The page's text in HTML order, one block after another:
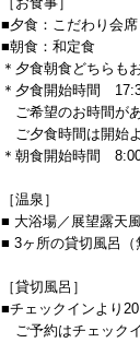
■夕食：こだわり会
■朝食：和定食
＊夕食朝食どちらも
＊夕食開始時間
ご希望のお時間が
ご夕食時間は開始
＊朝食開始時間
［温泉］
■ 大浴場／展望露天
■ 3ヶ所の貸切風呂（
［貸切風呂］
■チェックインより
ご予約はチェック